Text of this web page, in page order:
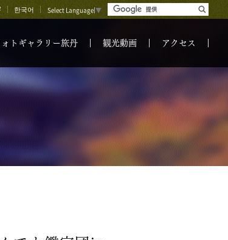
한국어 Select Language ▼
ォトギャラリー旅丹 観光動画 アクセス